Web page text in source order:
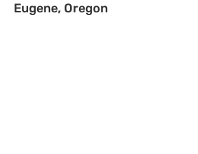
Eugene, Oregon